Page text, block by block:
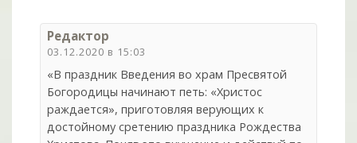
Редактор
03.12.2020 в 15:03
«В праздник Введения во храм Пресвятой
Богородицы начинают петь: «Христос
раждается», приготовляя верующих к
достойному сретению праздника Рождества